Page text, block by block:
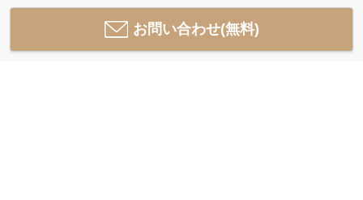
お問い合わせ(無料)